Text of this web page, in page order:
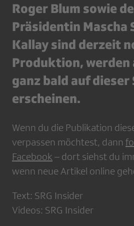
Roger Blum sowie
Präsidentin Mascha
Kallay sind derzeit
Produktion, werden
ganz bald auf dieser
erscheinen.
Wenn du die Publikation
verpassen möchtest, dann
Facebook – dort siehst du
wenn neue Artikel online
Text: SRG Insider
Videos: SRG Insider